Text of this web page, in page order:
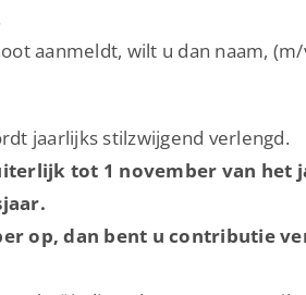
aanmeldt, wilt u dan naam,
jaarlijks stilzwijgend verlengd.
tot 1 november van het
op, dan bent u contributie